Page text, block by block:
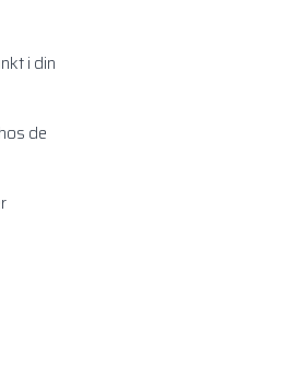
i din
de